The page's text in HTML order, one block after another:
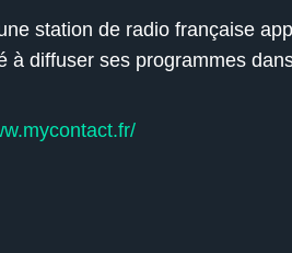
station de radio française
à diffuser ses programmes